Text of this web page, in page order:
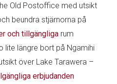
Old Postoffice med utsikt
beundra stjärnorna på
och tillgängliga rum
lite längre bort på Ngamihi
över Lake Tarawera –
erbjudanden